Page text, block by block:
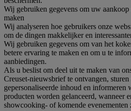
Wij gebruiken gegevens om uw
maken
Wij analyseren hoe gebruikers onze
om de dingen makkelijker en
Wij gebruiken gegevens om van het
betere ervaring te maken en om u te
aanbiedingen.
Als u beslist om deel uit te maken van
Creuset-nieuwsbrief te ontvangen,
gepersonaliseerde inhoud en
producten worden gelanceerd, wanneer
showcooking- of komende